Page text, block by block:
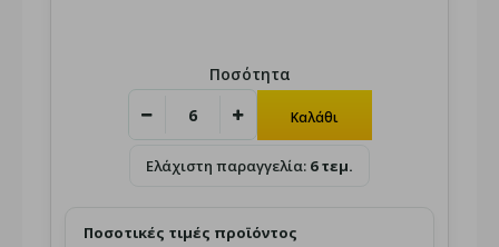
Ποσότητα
Ελάχιστη παραγγελία: 6 τεμ.
Ποσοτικές τιμές προϊόντος